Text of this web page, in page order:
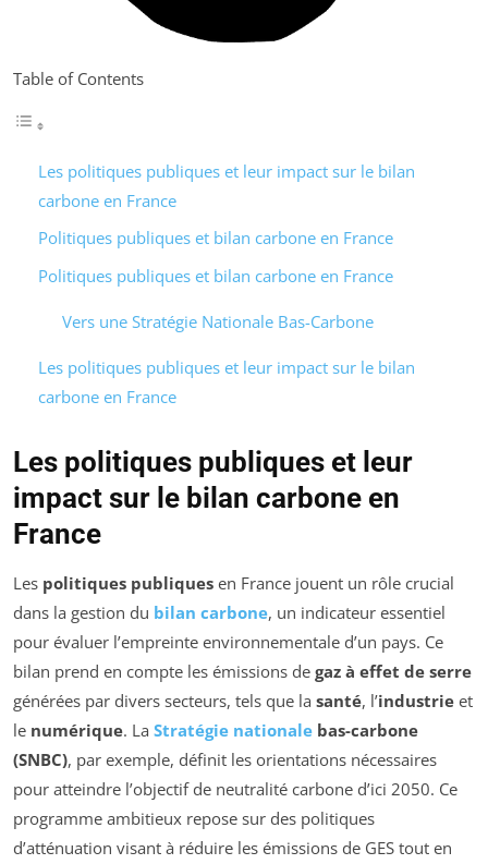
Table of Contents
Les politiques publiques et leur impact sur le bilan
carbone en France
Politiques publiques et bilan carbone en France
Politiques publiques et bilan carbone en France
Vers une Stratégie Nationale Bas-Carbone
Les politiques publiques et leur impact sur le bilan
carbone en France
Les politiques publiques et leur
impact sur le bilan carbone en
France
Les politiques publiques en France jouent un rôle crucial
dans la gestion du bilan carbone, un indicateur essentiel
pour évaluer l’empreinte environnementale d’un pays. Ce
bilan prend en compte les émissions de gaz à effet de serre
générées par divers secteurs, tels que la santé, l’industrie et
le numérique. La Stratégie nationale bas-carbone
(SNBC), par exemple, définit les orientations nécessaires
pour atteindre l’objectif de neutralité carbone d’ici 2050. Ce
programme ambitieux repose sur des politiques
d’atténuation visant à réduire les émissions de GES tout en